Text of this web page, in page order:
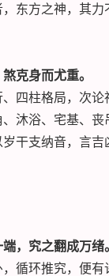
东方之神，其
克身而尤重。
四柱格局，次
沐浴、宅基、
干支纳音，言
，究之翻成万绪
，循环推究，便